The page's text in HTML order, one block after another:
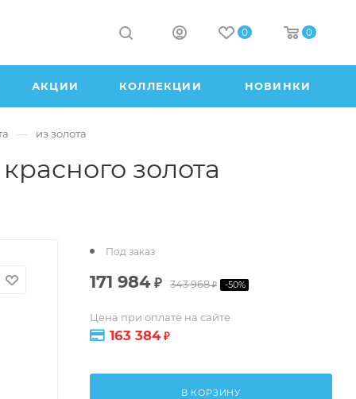
0 0
АКЦИИ КОЛЛЕКЦИИ НОВИНКИ
— из золота
золота
Под заказ
171 984₽ 343 968₽ -50%
Цена при оплате на сайте
163 384₽
В КОРЗИНУ